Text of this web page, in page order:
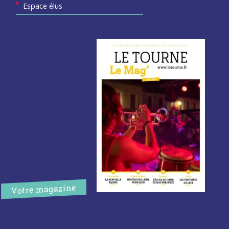
Espace élus
Votre magazine